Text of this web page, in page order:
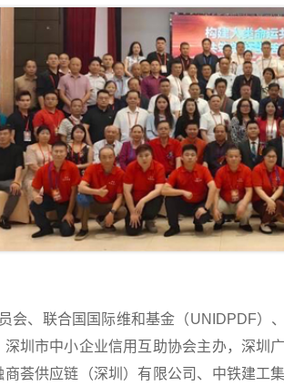
、联合国国际维和基金（UNIDPDF）
圳市中小企业信用互助协会主办，深圳
荟供应链（深圳）有限公司、中铁建